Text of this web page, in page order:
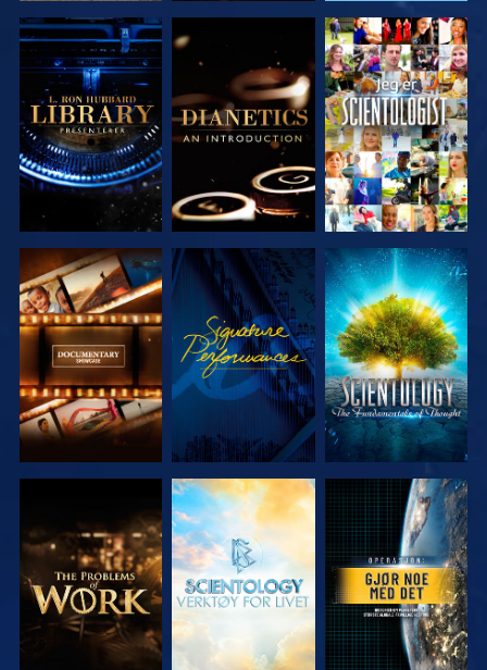
UTFORSK
SERIEN
UTFORSK
SERIEN
SE
UTFORSK
SERIEN
SE
UTFORSK
SERIEN
UTFORSK
SERIEN
UTFORSK
SERIEN
SE